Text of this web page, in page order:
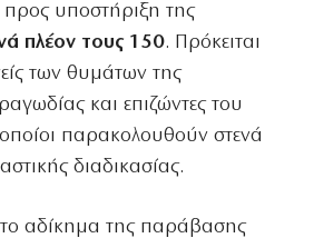
υποστήριξη της
πλέον τους 150. Πρόκειται
των θυμάτων της
και επιζώντες του
παρακολουθούν στενά
διαδικασίας.
αδίκημα της παράβασης